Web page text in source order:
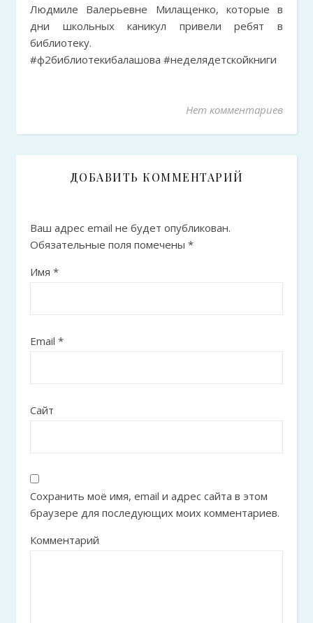
Людмиле Валерьевне Милащенко, которые в
дни школьных каникул привели ребят в
библиотеку.
#ф2библиотекибалашова #неделядетскойкниги
Нет комментариев
ДОБАВИТЬ КОММЕНТАРИЙ
Ваш адрес email не будет опубликован.
Обязательные поля помечены *
Имя *
Email *
Сайт
Сохранить моё имя, email и адрес сайта в этом
браузере для последующих моих комментариев.
Комментарий